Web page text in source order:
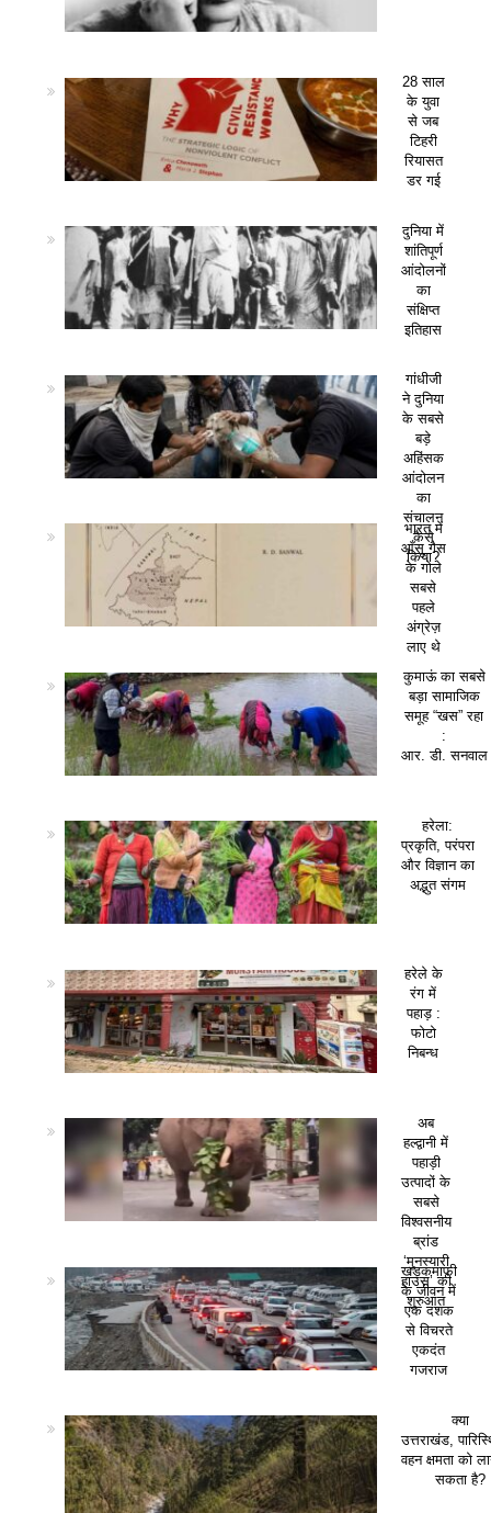
28 साल
के युवा
से जब
टिहरी
रियासत
डर गई
दुनिया में
शांतिपूर्ण
आंदोलनों
का
संक्षिप्त
इतिहास
गांधीजी
ने दुनिया
के सबसे
बड़े
अहिंसक
आंदोलन
का
संचालन
कैसे
किया?
भारत में
आँसू गैस
के गोले
सबसे
पहले
अंग्रेज़
लाए थे
कुमाऊं का सबसे
बड़ा सामाजिक
समूह “खस” रहा
:
आर. डी. सनवाल
हरेला:
प्रकृति, परंपरा
और विज्ञान का
अद्भुत संगम
हरेले के
रंग में
पहाड़ :
फोटो
निबन्ध
अब
हल्द्वानी में
पहाड़ी
उत्पादों के
सबसे
विश्वसनीय
ब्रांड
‘मुनस्यारी
हाउस’ की
शुरुआत
खड़कमाफी
के जीवन में
एक दशक
से विचरते
एकदंत
गजराज
क्या
उत्तराखंड,
वहन क्षमता को
सकता है?